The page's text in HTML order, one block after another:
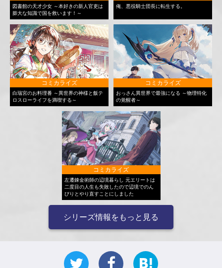
図書館の天才少女 ～本好きの新人官吏は
膨大な知識で国を救います！～
俺、悪役騎士団長に転生する。
コミカライズ
白瑞宮のお料理番 ～異世界の神様と飯テ
ロスローライフを満喫する～
コミカライズ
おっさん異世界で最強になる ～物理特化
の覚醒者～
コミカライズ
左遷錬金術師の辺境暮らし 元エリートは
二度目の人生も失敗したので辺境でのん
びりとやり直すことにしました
シリーズ情報をもっと見る